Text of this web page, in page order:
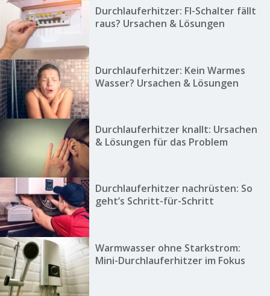
Durchlauferhitzer: FI-Schalter fällt
raus? Ursachen & Lösungen
Durchlauferhitzer: Kein Warmes
Wasser? Ursachen & Lösungen
Durchlauferhitzer knallt: Ursachen
& Lösungen für das Problem
Durchlauferhitzer nachrüsten: So
geht’s Schritt-für-Schritt
Warmwasser ohne Starkstrom:
Mini-Durchlauferhitzer im Fokus